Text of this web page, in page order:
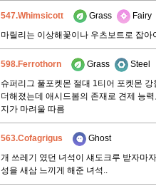
547.Whimsicott Grass
Fairy
마릴리는 이상해꽃이나 우츠보트로 잡아
598.Ferrothorn Grass
Steel
슈퍼리그 풀포켓몬 절대 1티어 포켓몬
더해졌는데 애시드봄의 존재로 견제 능
지가 마려울 따름
563.Cofagrigus
Ghost
개 쓰레기 였던 녀석이 섀도크루 받자마
성을 새삼 느끼게 해준 녀석..